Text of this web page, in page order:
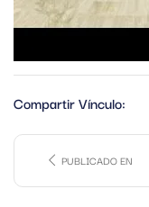
Compartir Vínculo:
PUBLICADO EN